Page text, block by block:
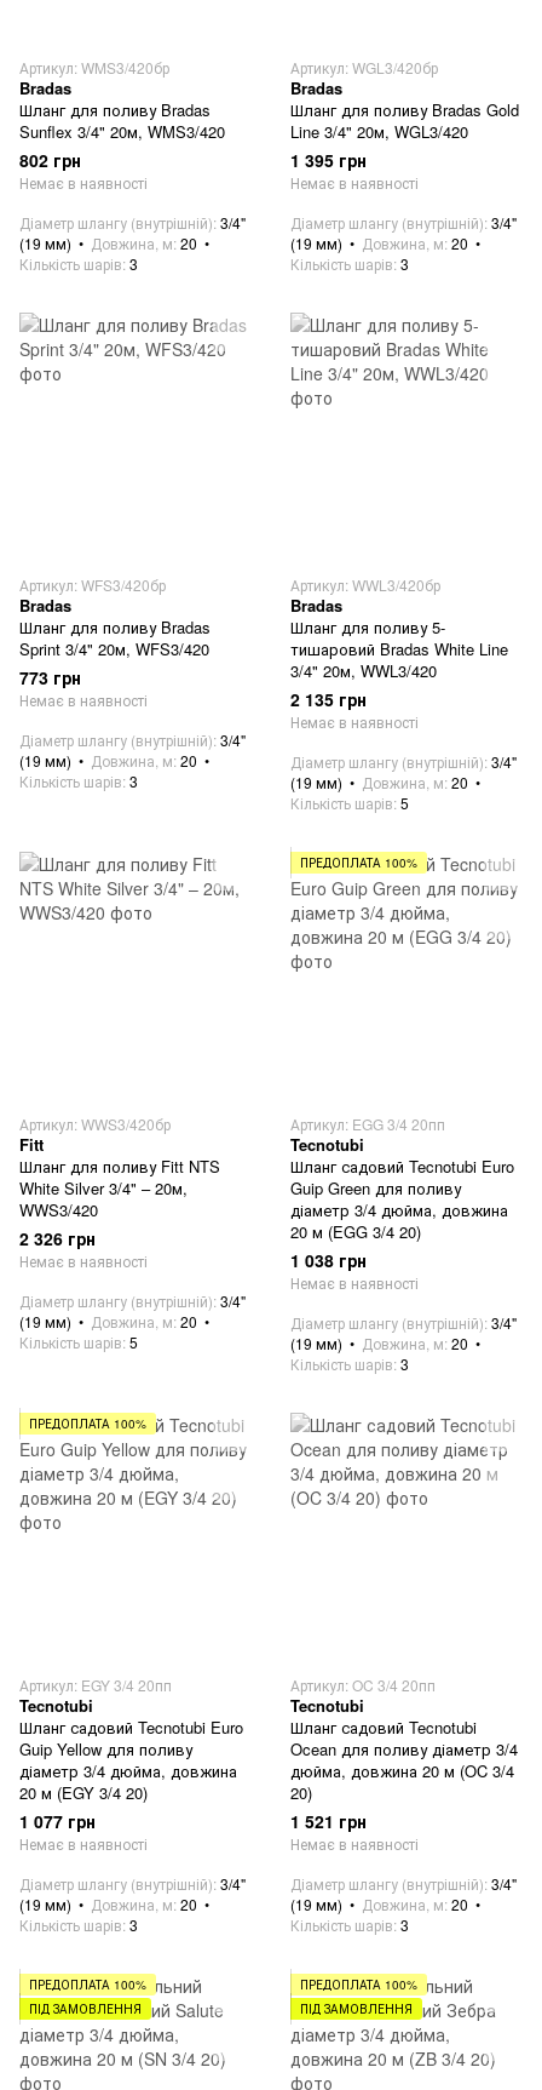
Артикул: WMS3/420бр
Bradas
Шланг для поливу Bradas
Sunflex 3/4" 20м, WMS3/420
802 грн
Немає в наявності
Діаметр шлангу (внутрішній) 3/4"
(19 мм)
Довжина, м 20
Кількість шарів 3
Артикул: WGL3/420бр
Bradas
Шланг для поливу Bradas Gold
Line 3/4" 20м, WGL3/420
1 395 грн
Немає в наявності
Діаметр шлангу (внутрішній) 3/4"
(19 мм)
Довжина, м 20
Кількість шарів 3
Артикул: WFS3/420бр
Bradas
Шланг для поливу Bradas
Sprint 3/4" 20м, WFS3/420
773 грн
Немає в наявності
Діаметр шлангу (внутрішній) 3/4"
(19 мм)
Довжина, м 20
Кількість шарів 3
Артикул: WWL3/420бр
Bradas
Шланг для поливу 5-
тишаровий Bradas White Line
3/4" 20м, WWL3/420
2 135 грн
Немає в наявності
Діаметр шлангу (внутрішній) 3/4"
(19 мм)
Довжина, м 20
Кількість шарів 5
Артикул: WWS3/420бр
Fitt
Шланг для поливу Fitt NTS
White Silver 3/4" – 20м,
WWS3/420
2 326 грн
Немає в наявності
Діаметр шлангу (внутрішній) 3/4"
(19 мм)
Довжина, м 20
Кількість шарів 5
ПРЕДОПЛАТА 100%
Артикул: EGG 3/4 20пп
Tecnotubi
Шланг садовий Tecnotubi Euro
Guip Green для поливу
діаметр 3/4 дюйма, довжина
20 м (EGG 3/4 20)
1 038 грн
Немає в наявності
Діаметр шлангу (внутрішній) 3/4"
(19 мм)
Довжина, м 20
Кількість шарів 3
ПРЕДОПЛАТА 100%
Артикул: EGY 3/4 20пп
Tecnotubi
Шланг садовий Tecnotubi Euro
Guip Yellow для поливу
діаметр 3/4 дюйма, довжина
20 м (EGY 3/4 20)
1 077 грн
Немає в наявності
Діаметр шлангу (внутрішній) 3/4"
(19 мм)
Довжина, м 20
Кількість шарів 3
Артикул: OC 3/4 20пп
Tecnotubi
Шланг садовий Tecnotubi
Ocean для поливу діаметр 3/4
дюйма, довжина 20 м (OC 3/4
20)
1 521 грн
Немає в наявності
Діаметр шлангу (внутрішній) 3/4"
(19 мм)
Довжина, м 20
Кількість шарів 3
ПРЕДОПЛАТА 100%
ПІД ЗАМОВЛЕННЯ
ПРЕДОПЛАТА 100%
ПІД ЗАМОВЛЕННЯ